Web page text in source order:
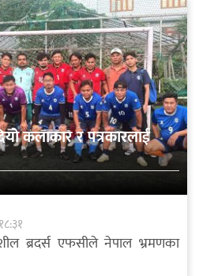
कलाकार र पत्रकारलाई
ब्रदर्स एफसीले नेपाल भ्रमणका